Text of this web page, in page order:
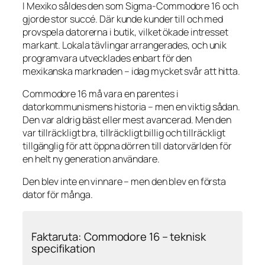
I Mexiko såldes den somSigma-Commodore 16och
gjorde stor succé. Där kunde kunder till och med
provspela datorerna i butik, vilket ökade intresset
markant. Lokala tävlingar arrangerades, och unik
programvara utvecklades enbart för den
mexikanska marknaden – idag mycket svår att hitta.
Commodore 16 må vara en parentes i
datorkommunismens historia – men en viktig sådan.
Den var aldrig bäst eller mest avancerad. Men den
var tillräckligt bra, tillräckligt billig och tillräckligt
tillgänglig för att öppna dörren till datorvärlden för
en helt ny generation användare.
Den blev inte en vinnare – men den blev en första
dator för många.
Faktaruta: Commodore 16 – teknisk
specifikation